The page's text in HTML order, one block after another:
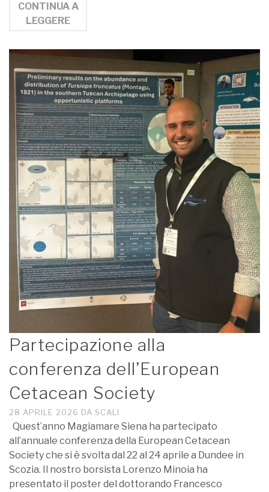
CONTINUA A
LEGGERE
Partecipazione alla
conferenza dell’European
Cetacean Society
28 APRILE 2026 DA SCALI
Quest’anno Magiamare Siena ha partecipato
all’annuale conferenza della European Cetacean
Society che si è svolta dal 22 al 24 aprile a Dundee in
Scozia. Il nostro borsista Lorenzo Minoia ha
presentato il poster del dottorando Francesco